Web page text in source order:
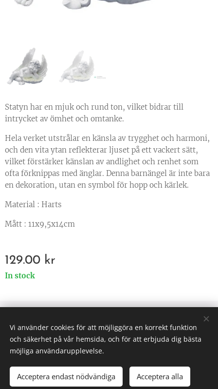
Statyn har en mjuk och rund ton, vilket bidrar till
intrycket av ömhet och omtanke.
Hela verket utstrålar en känsla av trygghet och harmoni,
och den vita ytan reflekterar ljuset på ett vackert sätt,
vilket förstärker känslan av andlighet och renhet som
ofta förknippas med änglar. Denna barnängel är inte bara
en dekoration, utan en symbol för hopp och kärlek.
Material : Harts
Mått : 11x9,5x14cm
129.00 kr
In stock
ADD TO CART
Väsen af Sverige Cookies
Vi använder cookies för att möjliggöra en korrekt funktion
och säkerhet på vår hemsida, och för att erbjuda dig bästa
möjliga användarupplevelse.
Acceptera endast nödvändiga Acceptera alla